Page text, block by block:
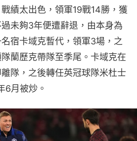
戰績太出色，領軍19戰14勝，獲
未夠3年便遭辭退，由本身為
宿卡域克暫代，領軍3場，之
蘭歷克帶隊至季尾。卡域克在
隊，之後轉任英冠球隊米杜士
6月被炒。